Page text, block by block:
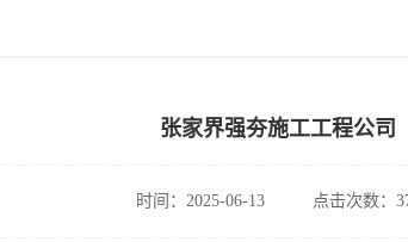
张家界强夯施工工程公司
时间：2025-06-13 点击次数：